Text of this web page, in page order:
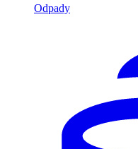
Odpady